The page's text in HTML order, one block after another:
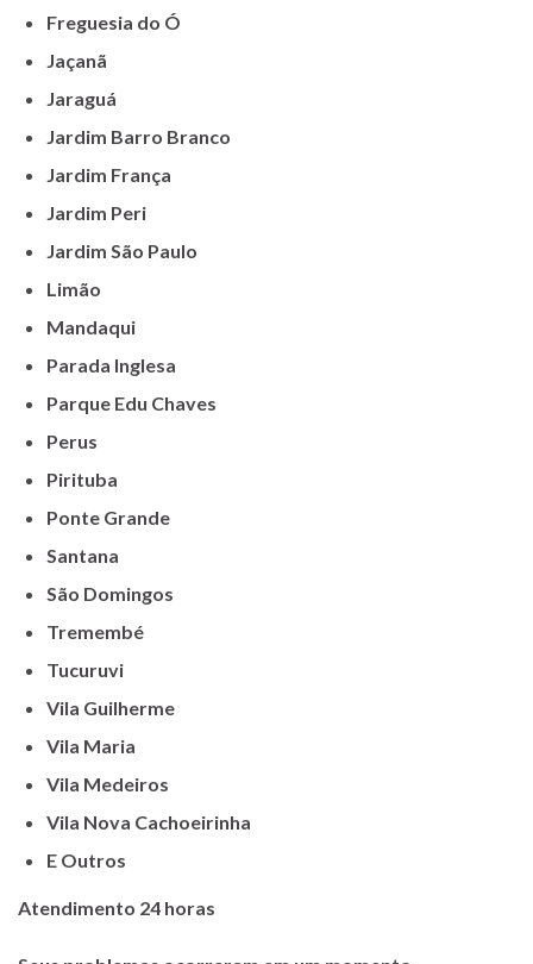
Freguesia do Ó
Jaçanã
Jaraguá
Jardim Barro Branco
Jardim França
Jardim Peri
Jardim São Paulo
Limão
Mandaqui
Parada Inglesa
Parque Edu Chaves
Perus
Pirituba
Ponte Grande
Santana
São Domingos
Tremembé
Tucuruvi
Vila Guilherme
Vila Maria
Vila Medeiros
Vila Nova Cachoeirinha
E Outros
Atendimento 24 horas